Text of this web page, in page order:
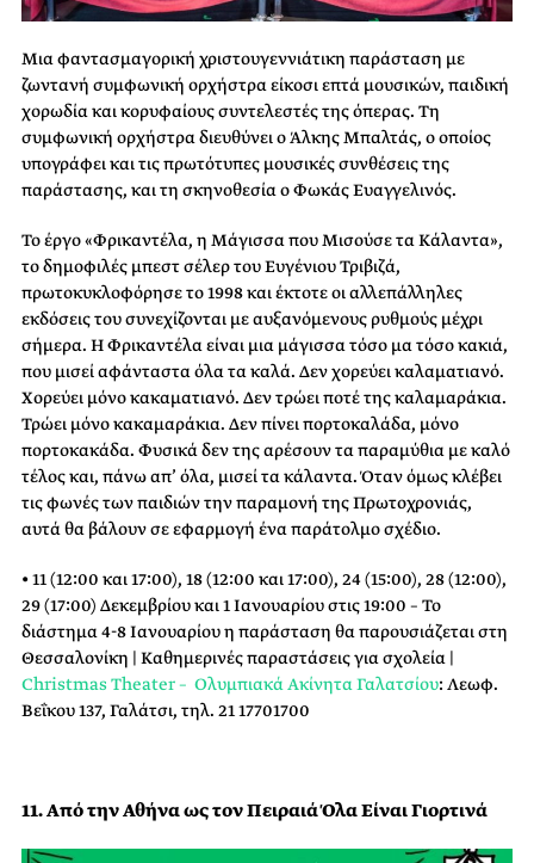
Μια φαντασμαγορική χριστουγεννιάτικη παράσταση με
ζωντανή συμφωνική ορχήστρα είκοσι επτά μουσικών, παιδική
χορωδία και κορυφαίους συντελεστές της όπερας. Τη
συμφωνική ορχήστρα διευθύνει ο Άλκης Μπαλτάς, ο οποίος
υπογράφει και τις πρωτότυπες μουσικές συνθέσεις της
παράστασης, και τη σκηνοθεσία ο Φωκάς Ευαγγελινός.
Το έργο «Φρικαντέλα, η Μάγισσα που Μισούσε τα Κάλαντα»,
το δημοφιλές μπεστ σέλερ του Ευγένιου Τριβιζά,
πρωτοκυκλοφόρησε το 1998 και έκτοτε οι αλλεπάλληλες
εκδόσεις του συνεχίζονται με αυξανόμενους ρυθμούς μέχρι
σήμερα. Η Φρικαντέλα είναι μια μάγισσα τόσο μα τόσο κακιά,
που μισεί αφάνταστα όλα τα καλά. Δεν χορεύει καλαματιανό.
Χορεύει μόνο κακαματιανό. Δεν τρώει ποτέ της καλαμαράκια.
Τρώει μόνο κακαμαράκια. Δεν πίνει πορτοκαλάδα, μόνο
πορτοκακάδα. Φυσικά δεν της αρέσουν τα παραμύθια με καλό
τέλος και, πάνω απ’ όλα, μισεί τα κάλαντα. Όταν όμως κλέβει
τις φωνές των παιδιών την παραμονή της Πρωτοχρονιάς,
αυτά θα βάλουν σε εφαρμογή ένα παράτολμο σχέδιο.
• 11 (12:00 και 17:00), 18 (12:00 και 17:00), 24 (15:00), 28 (12:00),
29 (17:00) Δεκεμβρίου και 1 Ιανουαρίου στις 19:00 – Το
διάστημα 4-8 Ιανουαρίου η παράσταση θα παρουσιάζεται στη
Θεσσαλονίκη | Καθημερινές παραστάσεις για σχολεία |
Christmas Theater – Ολυμπιακά Ακίνητα Γαλατσίου: Λεωφ.
Βεΐκου 137, Γαλάτσι, τηλ. 21 17701700
11. Από την Αθήνα ως τον Πειραιά Όλα Είναι Γιορτινά